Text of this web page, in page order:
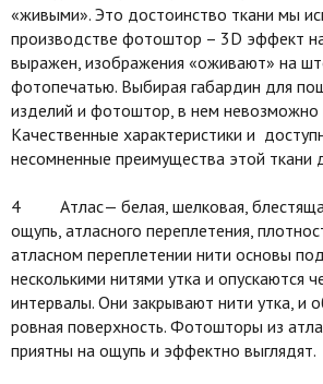
«живыми». Это достоинство ткани мы
производстве фотоштор – 3D эффект
выражен, изображения «оживают» на
фотопечатью. Выбирая габардин для
изделий и фотоштор, в нем невозможно
Качественные характеристики и
несомненные преимущества этой ткани
4 Атлас— белая, шелковая,
ощупь, атласного переплетения,
атласном переплетении нити основы
несколькими нитями утка и опускаются
интервалы. Они закрывают нити утка, и
ровная поверхность. Фотошторы из
приятны на ощупь и эффектно выглядят.